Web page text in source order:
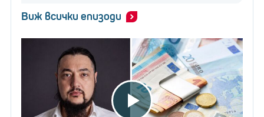
Виж всички епизоди